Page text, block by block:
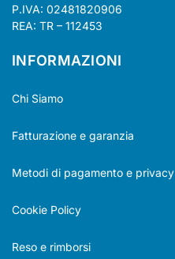
P.IVA: 02481820906
REA: TR – 112453
INFORMAZIONI
Chi Siamo
Fatturazione e garanzia
Metodi di pagamento e privacy
Cookie Policy
Reso e rimborsi